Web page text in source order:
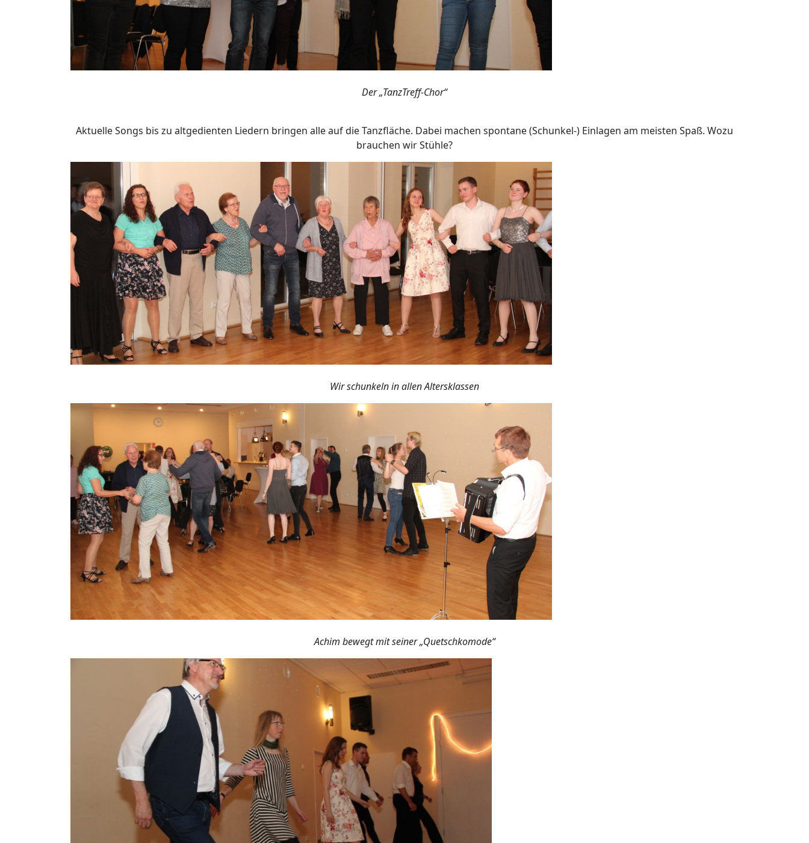
Der „TanzTreff-Chor“
Aktuelle Songs bis zu altgedienten Liedern bringen alle auf die Tanzfläche. Dabei machen spontane (Schunkel-) Einlagen am meisten Spaß. Wozu
brauchen wir Stühle?
Wir schunkeln in allen Altersklassen
Achim bewegt mit seiner „Quetschkomode“